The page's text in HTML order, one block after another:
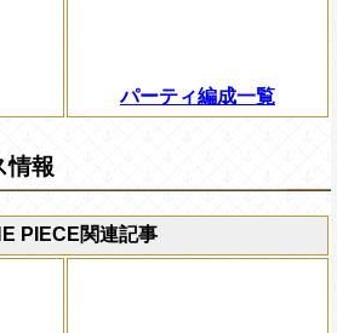
パーティ編成一覧
情報
PIECE関連記事